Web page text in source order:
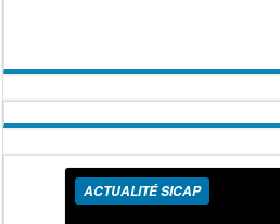
ACTUALITÉ SICAP